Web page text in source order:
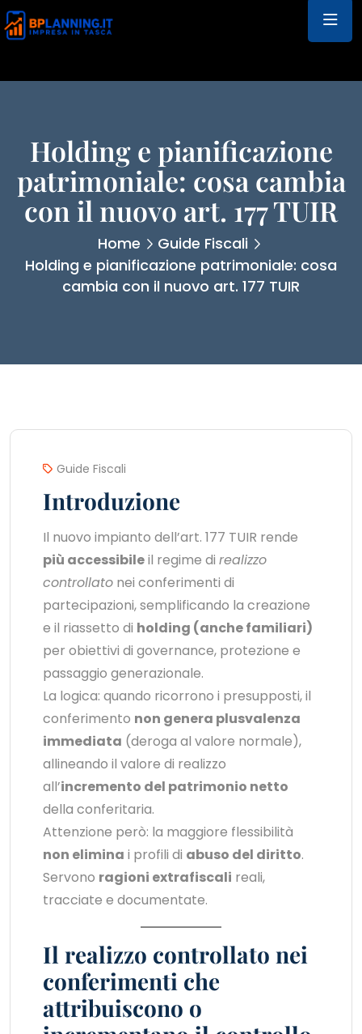
Holding e pianificazione
patrimoniale: cosa cambia
con il nuovo art. 177 TUIR
Home
Guide Fiscali
Holding e pianificazione patrimoniale: cosa
cambia con il nuovo art. 177 TUIR
Guide Fiscali
Introduzione
Il nuovo impianto dell’art. 177 TUIR rende
più accessibileil regime di realizzo
controllato nei conferimenti di
partecipazioni, semplificando la creazione
e il riassetto di holding (anche familiari)
per obiettivi di governance, protezione e
passaggio generazionale.
La logica: quando ricorrono i presupposti, il
conferimento non genera plusvalenza
immediata (deroga al valore normale),
allineando il valore di realizzo
all’incremento del patrimonio netto
della conferitaria.
Attenzione però: la maggiore flessibilità
non elimina i profili di abuso del diritto.
Servono ragioni extrafiscali reali,
tracciate e documentate.
Il realizzo controllato nei
conferimenti che
attribuiscono o